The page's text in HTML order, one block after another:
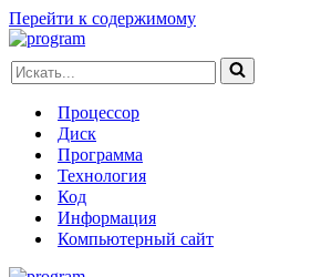
Перейти к содержимому
Искать...
Процессор
Диск
Программа
Технология
Код
Информация
Компьютерный сайт